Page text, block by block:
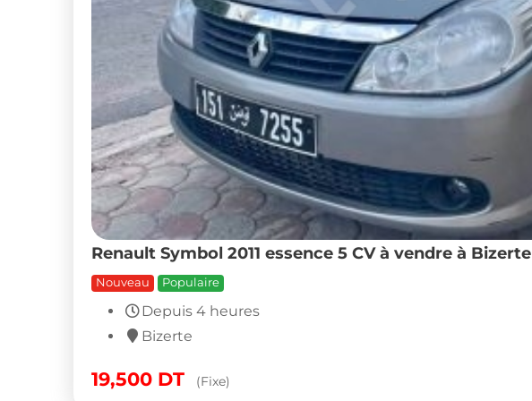
Renault Symbol 2011 essence 5 CV à vendre à Bizerte
Nouveau Populaire
Depuis 4 heures
Bizerte
19,500 DT (Fixe)